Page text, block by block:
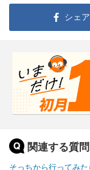
シェア
関連する質問
そっちから行ってみ